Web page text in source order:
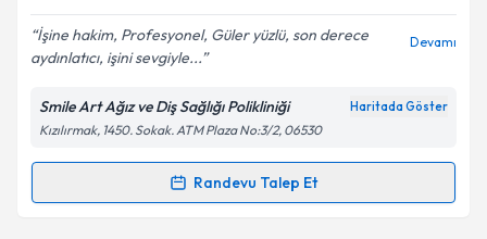
Kişisel verilerimin işlenmesine ilişkin
Aydınlatma
Metni'ni okudum ve kişisel verilerimin belirtilen
kapsamda işlenmesini kabul ediyorum.
İşine hakim, Profesyonel, Güler yüzlü, son derece
aydınlatıcı, işini sevgiyle...
Devamı
Smile Art Ağız ve Diş Sağlığı Polikliniği Haritada Göster
Kızılırmak, 1450. Sokak. ATM Plaza No:3/2, 06530
Randevu Talep Et
Randevu Takvimi Talebi